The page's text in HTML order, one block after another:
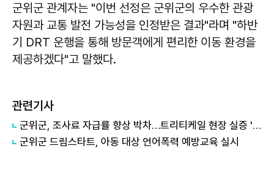
군위군 관계자는 "이번 선정은 군위군의 우수한 관광
자원과 교통 발전 가능성을 인정받은 결과"라며 "하반
기 DRT 운행을 통해 방문객에게 편리한 이동 환경을
제공하겠다"고 말했다.
관련기사
군위군, 조사료 자급률 향상 박차…트리티케일 현장 실증 '눈길'
군위군 드림스타트, 아동 대상 언어폭력 예방교육 실시